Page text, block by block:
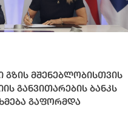
მშენებლობისთვის
განვითარების ბანკს
გაფორმდა